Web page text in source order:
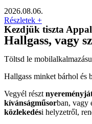
2026.08.06.
Részletek +
Kezdjük tiszta
Hallgass, vagy
Töltsd le
Hallgass minket bárhol és
Vegyél részt
kívánságműsorban, vagy
közlekedési helyzetről,